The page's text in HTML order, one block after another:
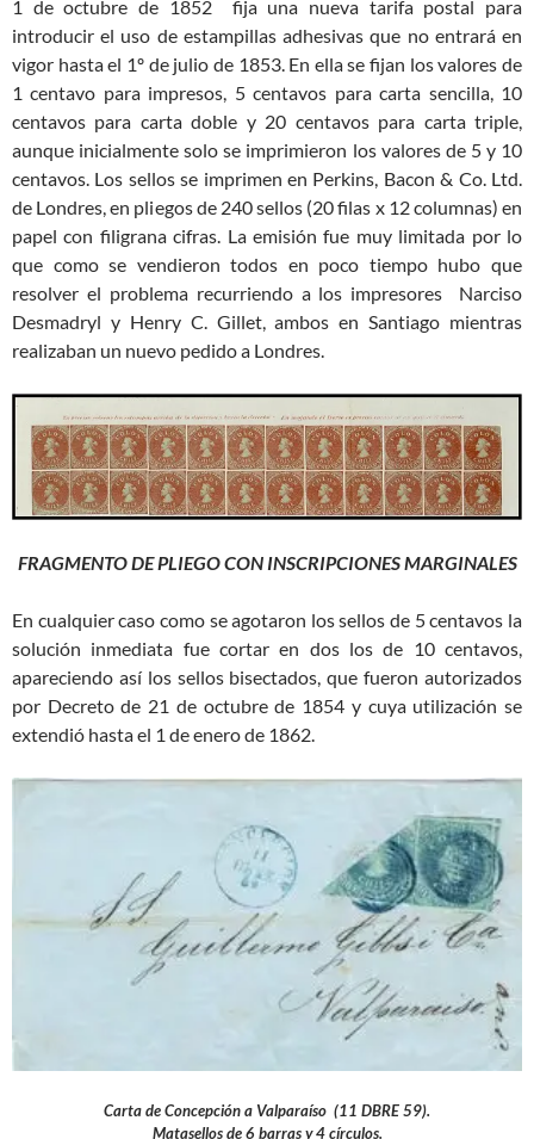
1 de octubre de 1852 fija una nueva tarifa postal para
introducir el uso de estampillas adhesivas que no entrará en
vigor hasta el 1º de julio de 1853. En ella se fijan los valores de
1 centavo para impresos, 5 centavos para carta sencilla, 10
centavos para carta doble y 20 centavos para carta triple,
aunque inicialmente solo se imprimieron los valores de 5 y 10
centavos. Los sellos se imprimen en Perkins, Bacon & Co. Ltd.
de Londres, en pliegos de 240 sellos (20 filas x 12 columnas) en
papel con filigrana cifras. La emisión fue muy limitada por lo
que como se vendieron todos en poco tiempo hubo que
resolver el problema recurriendo a los impresores Narciso
Desmadryl y Henry C. Gillet, ambos en Santiago mientras
realizaban un nuevo pedido a Londres.
FRAGMENTO DE PLIEGO CON INSCRIPCIONES MARGINALES
En cualquier caso como se agotaron los sellos de 5 centavos la
solución inmediata fue cortar en dos los de 10 centavos,
apareciendo así los sellos bisectados, que fueron autorizados
por Decreto de 21 de octubre de 1854 y cuya utilización se
extendió hasta el 1 de enero de 1862.
Carta de Concepción a Valparaíso (11 DBRE 59).
Matasellos de 6 barras y 4 círculos.